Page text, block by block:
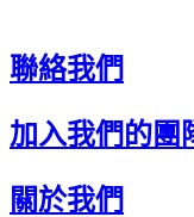
聯絡我們
加入我們的團
關於我們